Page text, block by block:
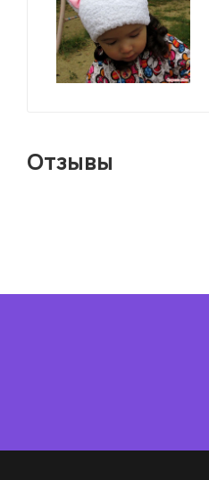
Отзывы